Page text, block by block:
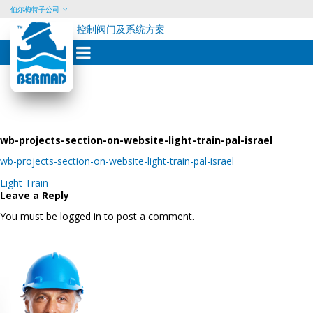
Skip
content
伯尔梅特子公司
控制阀门及系统方案
wb-projects-section-on-website-light-train-pal-israel
wb-projects-section-on-website-light-train-pal-israel
Post
navigation
Light Train
Leave a Reply
You must be logged in to post a comment.